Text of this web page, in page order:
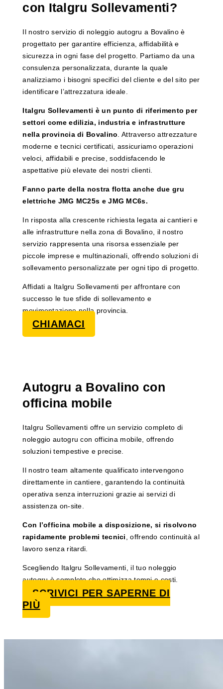
con Italgru Sollevamenti?
Il nostro servizio di noleggio autogru a Bovalino è
progettato per garantire efficienza, affidabilità e
sicurezza in ogni fase del progetto. Partiamo da una
consulenza personalizzata, durante la quale
analizziamo i bisogni specifici del cliente e del sito per
identificare l’attrezzatura ideale.
Italgru Sollevamenti è un punto di riferimento per
settori come edilizia, industria e infrastrutture
nella provincia di Bovalino . Attraverso attrezzature
moderne e tecnici certificati, assicuriamo operazioni
veloci, affidabili e precise, soddisfacendo le
aspettative più elevate dei nostri clienti.
Fanno parte della nostra flotta anche due gru
elettriche JMG MC25s e JMG MC6s.
In risposta alla crescente richiesta legata ai cantieri e
alle infrastrutture nella zona di Bovalino, il nostro
servizio rappresenta una risorsa essenziale per
piccole imprese e multinazionali, offrendo soluzioni di
sollevamento personalizzate per ogni tipo di progetto.
Affidati a Italgru Sollevamenti per affrontare con
successo le tue sfide di sollevamento e
movimentazione nella provincia.
CHIAMACI
Autogru a Bovalino con
officina mobile
Italgru Sollevamenti offre un servizio completo di
noleggio autogru con officina mobile, offrendo
soluzioni tempestive e precise.
Il nostro team altamente qualificato intervengono
direttamente in cantiere, garantendo la continuità
operativa senza interruzioni grazie ai servizi di
assistenza on-site.
Con l’officina mobile a disposizione, si risolvono
rapidamente problemi tecnici
, offrendo continuità al
lavoro senza ritardi.
Scegliendo Italgru Sollevamenti, il tuo noleggio
autogru è completo che ottimizza tempi e costi.
SCRIVICI PER SAPERNE DI
PIÙ